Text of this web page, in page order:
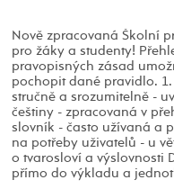
Nově zpracovaná Školní
pro žáky a studenty!
pravopisných zásad
pochopit dané pravidlo.
stručně a srozumitelně -
češtiny - zpracovaná v
slovník - často užívaná a
na potřeby uživatelů - u
o tvarosloví a výslovnosti
přímo do výkladu a